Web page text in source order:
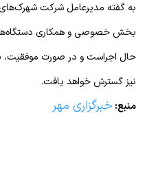
به گفته مدیرعامل شرکت
بخش خصوصی و همکاری
حال اجراست و در صورت موفقیت،
نیز گسترش خواهد یافت.
منبع: خبرگزاری مهر